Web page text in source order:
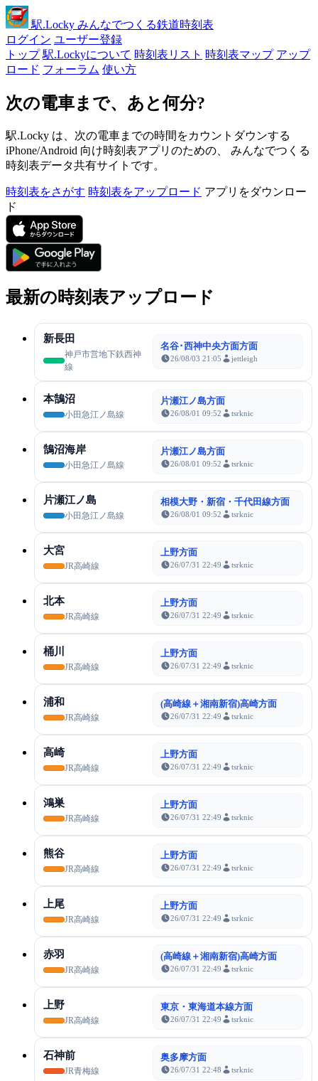
駅.Locky みんなでつくる鉄道時刻表
ログイン ユーザー登録
トップ 駅.Lockyについて 時刻表リスト 時刻表マップ アップ
ロード フォーラム 使い方
次の電車まで、あと何分?
駅.Locky は、次の電車までの時間をカウントダウンする
iPhone/Android 向け時刻表アプリのための、 みんなでつくる
時刻表データ共有サイトです。
時刻表をさがす 時刻表をアップロード アプリをダウンロー
ド
最新の時刻表アップロード
新長田
神戸市営地下鉄西神
線
名谷･西神中央方面方面
26/08/03 21:05 jettleigh
本鵠沼
小田急江ノ島線
片瀬江ノ島方面
26/08/01 09:52 tsrknic
鵠沼海岸
小田急江ノ島線
片瀬江ノ島方面
26/08/01 09:52 tsrknic
片瀬江ノ島
小田急江ノ島線
相模大野・新宿・千代田線方面
26/08/01 09:52 tsrknic
大宮
JR高崎線
上野方面
26/07/31 22:49 tsrknic
北本
JR高崎線
上野方面
26/07/31 22:49 tsrknic
桶川
JR高崎線
上野方面
26/07/31 22:49 tsrknic
浦和
JR高崎線
(高崎線＋湘南新宿)高崎方面
26/07/31 22:49 tsrknic
高崎
JR高崎線
上野方面
26/07/31 22:49 tsrknic
鴻巣
JR高崎線
上野方面
26/07/31 22:49 tsrknic
熊谷
JR高崎線
上野方面
26/07/31 22:49 tsrknic
上尾
JR高崎線
上野方面
26/07/31 22:49 tsrknic
赤羽
JR高崎線
(高崎線＋湘南新宿)高崎方面
26/07/31 22:49 tsrknic
上野
JR高崎線
東京・東海道本線方面
26/07/31 22:49 tsrknic
石神前
JR青梅線
奥多摩方面
26/07/31 22:48 tsrknic